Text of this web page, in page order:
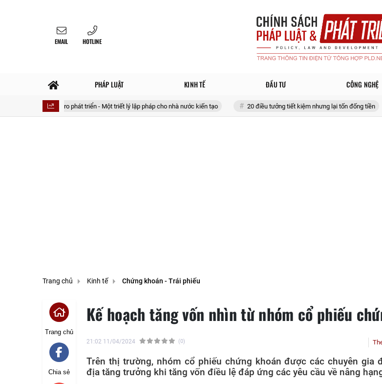
EMAIL HOTLINE
PHÁP LUẬT KINH TẾ ĐẦU TƯ CÔNG NGHỆ
sự hóa rủi ro phát triển - Một triết lý lập pháp cho nhà nước kiến tạo 20 điều tưởng tiết kiệm nhưng lại tốn đống tiền
Trang chủ Kinh tế Chứng khoán - Trái phiếu
Trang chủ
Chia sẻ
Kế hoạch tăng vốn nhìn từ nhóm cổ phiếu
21:02 11/04/2024 (0)
Trên thị trường, nhóm cổ phiếu chứng khoán được các chuyên gia
địa tăng trưởng khi tăng vốn điều lệ đáp ứng các yêu cầu về nâng